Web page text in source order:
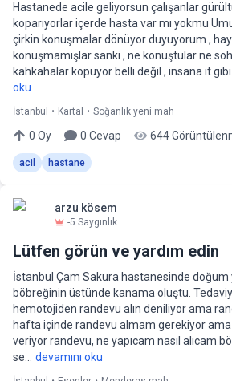
Hastanede acile geliyorsun çalışanlar
koparıyorlar içerde hasta var mı yokmu
çirkin konuşmalar dönüyor duyuyorum ,
konuşmamışlar sanki , ne konuştular ne
kahkahalar kopuyor belli değil , insana it gibi
oku
İstanbul • Kartal • Soğanlık yeni mah
0 Oy 0 Cevap 644
acil hastane
arzu kösem
-5 Saygınlık
Lütfen görün ve yardım edin
İstanbul Çam Sakura hastanesinde doğum
böbreğinin üstünde kanama oluştu.
hemotojiden randevu alın deniliyor ama
hafta içinde randevu almam gerekiyor
veriyor randevu, ne yapıcam nasıl alıcam
se...
devamını oku